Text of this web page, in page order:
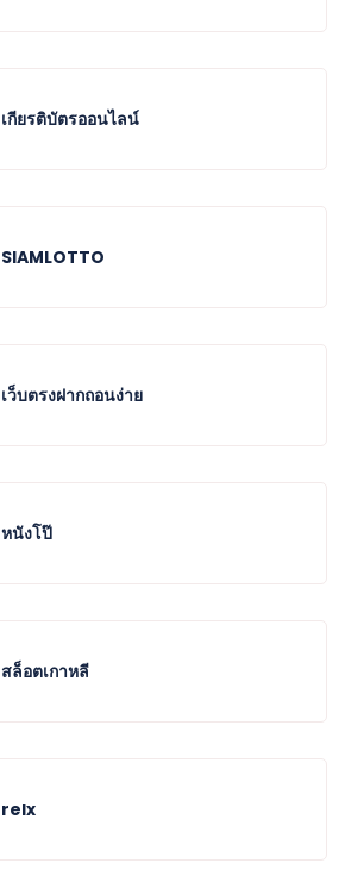
เกียรติบัตรออนไลน์
SIAMLOTTO
เว็บตรงฝากถอนง่าย
หนังโป๊
สล็อตเกาหลี
relx